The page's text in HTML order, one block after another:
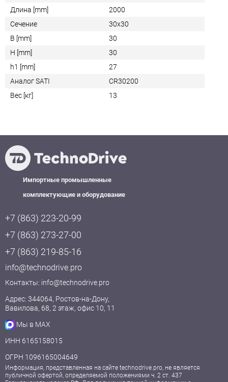
Длина [mm]
2000
Сечение
30x30
B [mm]
30
H [mm]
30
h1 [mm]
27
Аналог SATI
CR30200
Вес [кг]
13
Импортные промышленные
комплектующие и оборудование
+7 (863) 223-20-99
+7 (863) 273-27-00
+7 (863) 219-85-16
info@technodrive.pro
Контакты: info@technodrive.pro
Адрес: 344064, Ростов-на-Дону,
Вавилова, 68, 2 этаж, офис 10, 11
Мы в MAX
ИНН 6165158015
ОГРН 1096165004649
Информация, представленная на сайте technodrive.pro, не является
публичной офертой, определяемой положениями ч. 2 ст. 437